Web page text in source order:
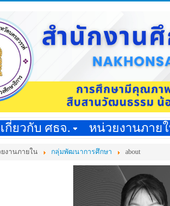
เกี่ยวกับ ศธจ. หน่วยงานภาย
งานภายใน กลุ่มพัฒนาการศึกษา about